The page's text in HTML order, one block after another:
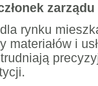
rynku
materiałów i